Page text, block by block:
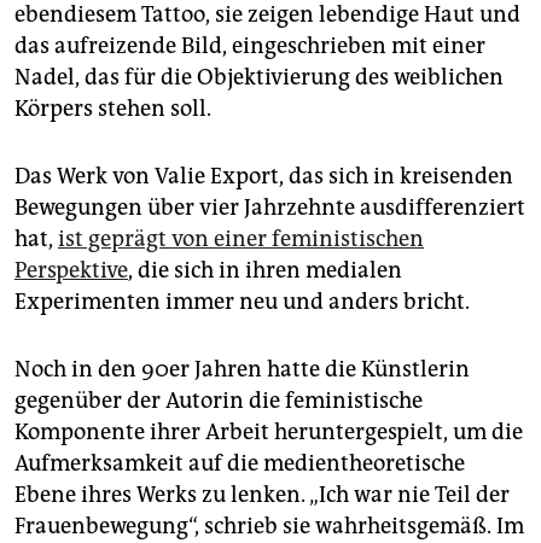
ebendiesem Tattoo, sie zeigen lebendige Haut und
das aufreizende Bild, eingeschrieben mit einer
Nadel, das für die Objektivierung des weiblichen
Körpers stehen soll.
Das Werk von Valie Export, das sich in kreisenden
Bewegungen über vier Jahrzehnte ausdifferenziert
hat, ist geprägt von einer feministischen
Perspektive, die sich in ihren medialen
Experimenten immer neu und anders bricht.
Noch in den 90er Jahren hatte die Künstlerin
gegenüber der Autorin die feministische
Komponente ihrer Arbeit heruntergespielt, um die
Aufmerksamkeit auf die medientheoretische
Ebene ihres Werks zu lenken. „Ich war nie Teil der
Frauenbewegung“, schrieb sie wahrheitsgemäß. Im